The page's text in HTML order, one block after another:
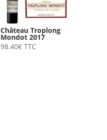
Château Troplong
Mondot 2017
98.40€ TTC